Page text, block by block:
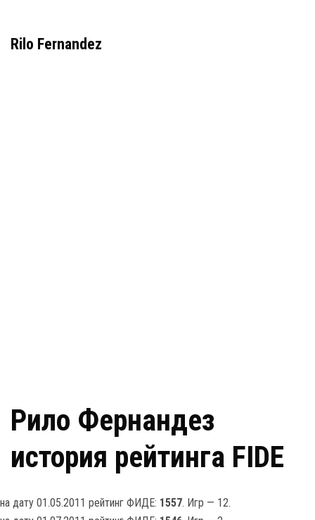
Rilo Fernandez
Рило Фернандез
история рейтинга FIDE
на дату 01.05.2011 рейтинг ФИДЕ: 1557. Игр — 12.